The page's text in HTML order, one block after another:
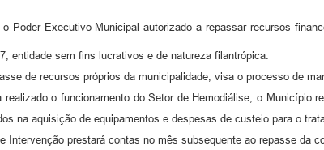
o Poder Executivo Municipal autorizado a repassar recursos
entidade sem fins lucrativos e de natureza filantrópica.
de recursos próprios da municipalidade, visa o processo de
realizado o funcionamento do Setor de Hemodiálise, o Município
na aquisição de equipamentos e despesas de custeio para o
Intervenção prestará contas no mês subsequente ao repasse da